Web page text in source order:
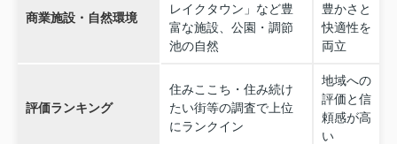
商業施設・自然環境
レイクタウン」など豊
富な施設、公園・調節
池の自然
豊かさと
快適性を
両立
評価ランキング
住みここち・住み続け
たい街等の調査で上位
にランクイン
地域への
評価と信
頼感が高
い